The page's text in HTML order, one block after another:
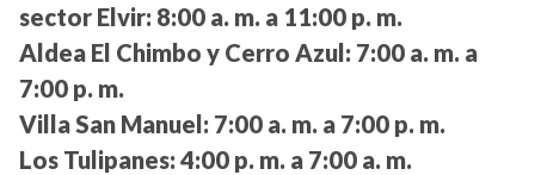
sector Elvir: 8:00 a. m. a 11:00 p. m.
Aldea El Chimbo y Cerro Azul: 7:00 a. m. a
7:00 p. m.
Villa San Manuel: 7:00 a. m. a 7:00 p. m.
Los Tulipanes: 4:00 p. m. a 7:00 a. m.